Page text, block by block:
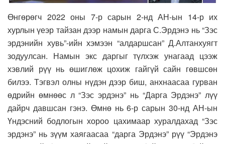
Өнгөрөгч 2022 оны 7-р сарын 2-нд АН-ын 14-р их
хурлын үеэр тайзан дээр намын дарга С.Эрдэнэ нь “Зэс
эрдэнийн хувь”-ийн хэмээн “алдаршсан” Д.Алтанхуягт
зодуулсан. Намын экс даргыг түлхэж унагаад цээж
хэвлий рүү нь өшиглөж цохиж гайгүй сайн гөвшсөн
билээ. Тэгвэл олны нүдэн дээр биш, анхнаасаа гурван
өдрийн өмнөөс л “Зэс эрдэнэ” нь “Дарга Эрдэнэ” лүү
дайрч давшсан гэнэ. Өмнө нь 6-р сарын 30-нд АН-ын
Үндэсний бодлогын хороо цахимаар хуралдахад “Зэс
эрдэнэ” нь зүүм хаягаасаа “дарга Эрдэнэ” рүү “Эрдэнэ